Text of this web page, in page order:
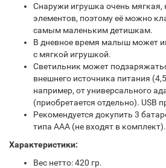
Снаружи игрушка очень мягкая,
элементов, поэтому её можно
самым маленьким детишкам.
В дневное время малыш может
с мягкой игрушкой.
Светильник может
внешнего источника питания
например, от универсального
(приобретается отдельно). USB
Рекомендуется докупить 3
типа ААA (не входят в комплект).
Характеристики:
Вес нетто: 420 гр.